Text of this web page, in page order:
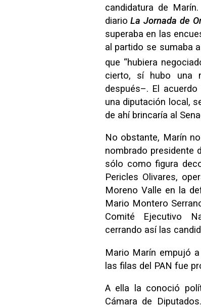
candidatura de
diarioLa Jornada de
superaba en las
al partido se sumaba
que “hubiera
cierto, sí hubo una
después–. El
una diputación local,
de ahí brincaría al
No obstante, Marín
nombrado presidente
sólo como figura
Pericles Olivares,
Moreno Valle en la
Mario Montero
Comité Ejecutivo
cerrando así las
Mario Marín empujó
las filas del PAN fue
A ella la conoció
Cámara de